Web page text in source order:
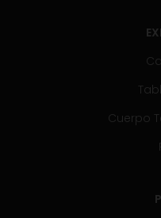
Cuerpo